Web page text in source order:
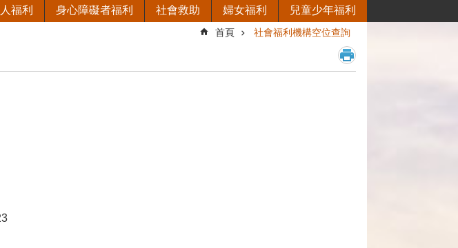
福利 身心障礙者福利 社會救助 婦女福利 兒童少年福利
首頁 社會福利機構空位查詢